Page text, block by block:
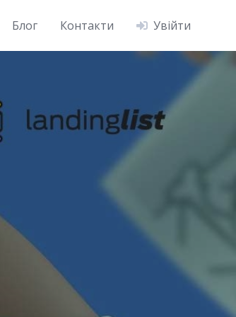
Блог Контакти Увійти